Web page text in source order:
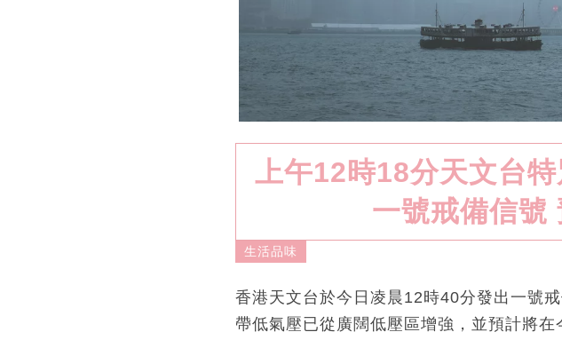
上午12時18分天文台
一號戒備信號
生活品味
香港天文台於今日凌晨12時40分發出一號
帶低氣壓已從廣闊低壓區增強，並預計將